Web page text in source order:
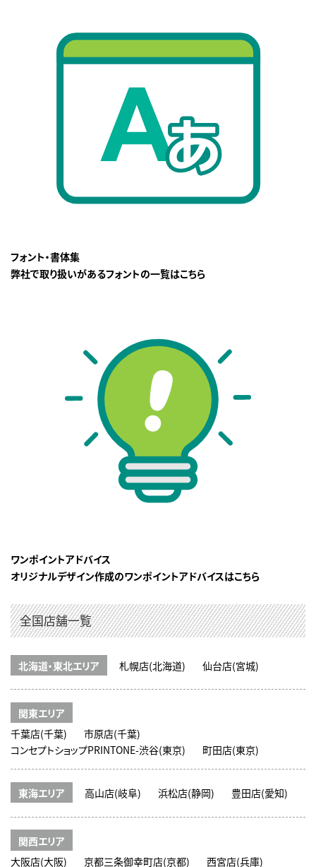
フォント・書体集
弊社で取り扱いがあるフォントの一覧はこちら
ワンポイントアドバイス
オリジナルデザイン作成のワンポイントアドバイスはこちら
全国店舗一覧
北海道・東北エリア 札幌店(北海道) 仙台店(宮城)
関東エリア
千葉店(千葉)
市原店(千葉)
コンセプトショップPRINTONE-渋谷(東京)
町田店(東京)
東海エリア 高山店(岐阜) 浜松店(静岡) 豊田店(愛知)
関西エリア
大阪店(大阪)
京都三条御幸町店(京都)
西宮店(兵庫)